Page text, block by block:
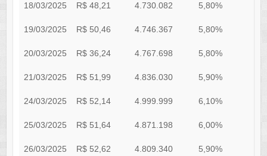
18/03/2025 R$ 48,21 4.730.082 5,80%
19/03/2025 R$ 50,46 4.746.367 5,80%
20/03/2025 R$ 36,24 4.767.698 5,80%
21/03/2025 R$ 51,99 4.836.030 5,90%
24/03/2025 R$ 52,14 4.999.999 6,10%
25/03/2025 R$ 51,64 4.871.198 6,00%
26/03/2025 R$ 52,62 4.809.340 5,90%